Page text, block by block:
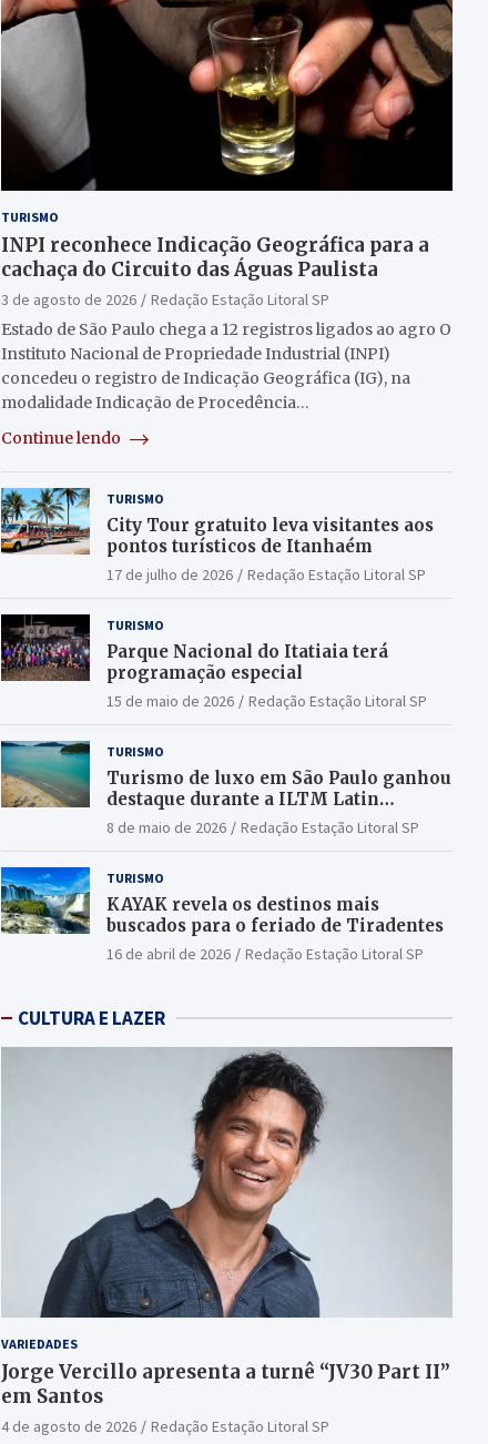
TURISMO
INPI reconhece Indicação Geográfica para a
cachaça do Circuito das Águas Paulista
3 de agosto de 2026
Redação Estação Litoral SP
Estado de São Paulo chega a 12 registros ligados ao agro O
Instituto Nacional de Propriedade Industrial (INPI)
concedeu o registro de Indicação Geográfica (IG), na
modalidade Indicação de Procedência…
Continue lendo
TURISMO
City Tour gratuito leva visitantes aos
pontos turísticos de Itanhaém
17 de julho de 2026 Redação Estação Litoral SP
TURISMO
Parque Nacional do Itatiaia terá
programação especial
15 de maio de 2026 Redação Estação Litoral SP
TURISMO
Turismo de luxo em São Paulo ganhou
destaque durante a ILTM Latin
America 2026
8 de maio de 2026 Redação Estação Litoral SP
TURISMO
KAYAK revela os destinos mais
buscados para o feriado de Tiradentes
16 de abril de 2026 Redação Estação Litoral SP
CULTURA E LAZER
VARIEDADES
Jorge Vercillo apresenta a turnê “JV30 Part II”
em Santos
4 de agosto de 2026
Redação Estação Litoral SP